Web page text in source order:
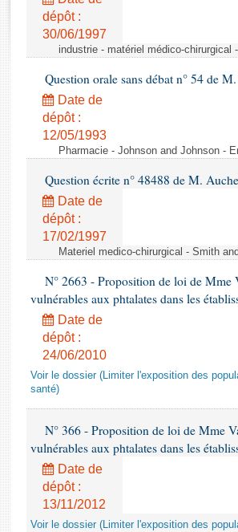
Rapports d'enquête
Rapports législatifs
Dossiers législatifs
Budget et sécurité sociale
Questions écrites et orales
dépôt :
30/06/1997
industrie - matériel médico-
Question orale sans débat n° 54 de
Date de
dépôt :
12/05/1993
Pharmacie - Johnson and Johnson -
Question écrite n° 48488 de M.
Date de
dépôt :
17/02/1997
Materiel medico-chirurgical - Smith
N° 2663 - Proposition de loi de Mme
vulnérables aux phtalates dans les
Date de
dépôt :
24/06/2010
Voir le dossier (Limiter l'exposition des
santé)
N° 366 - Proposition de loi de Mme
vulnérables aux phtalates dans les
Date de
dépôt :
13/11/2012
Voir le dossier (Limiter l'exposition des